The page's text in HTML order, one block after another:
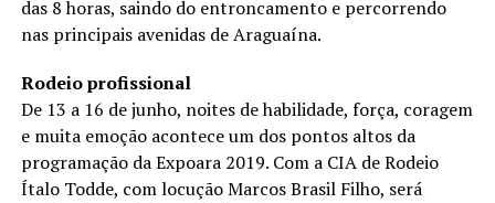
das 8 horas, saindo do entroncamento e percorrendo
nas principais avenidas de Araguaína.
Rodeio profissional
De 13 a 16 de junho, noites de habilidade, força, coragem
e muita emoção acontece um dos pontos altos da
programação da Expoara 2019. Com a CIA de Rodeio
Ítalo Todde, com locução Marcos Brasil Filho, será